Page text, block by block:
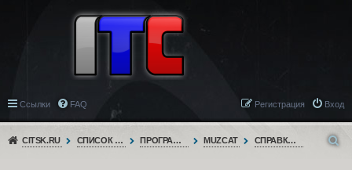
Ссылки FAQ Вход
Регистрация
CITSK.RU СПИСОК ФОРУМОВ ПРОГРАММНОЕ ОБЕСПЕЧЕНИЕ MUZCAT СПРАВКА ПО РЕАЛИЗОВАННЫМ ФУНКЦИЯМ